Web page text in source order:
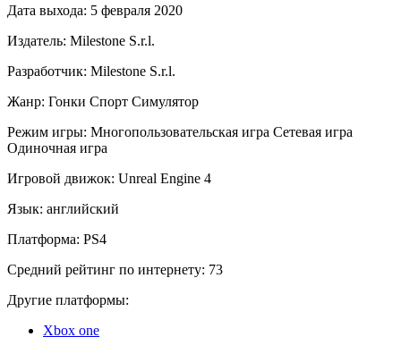
Дата выхода: 5 февраля 2020
Издатель: Milestone S.r.l.
Разработчик: Milestone S.r.l.
Жанр: Гонки Спорт Симулятор
Режим игры: Многопользовательская игра Сетевая игра
Одиночная игра
Игровой движок: Unreal Engine 4
Язык: английский
Платформа: PS4
Средний рейтинг по интернету: 73
Другие платформы:
Xbox one